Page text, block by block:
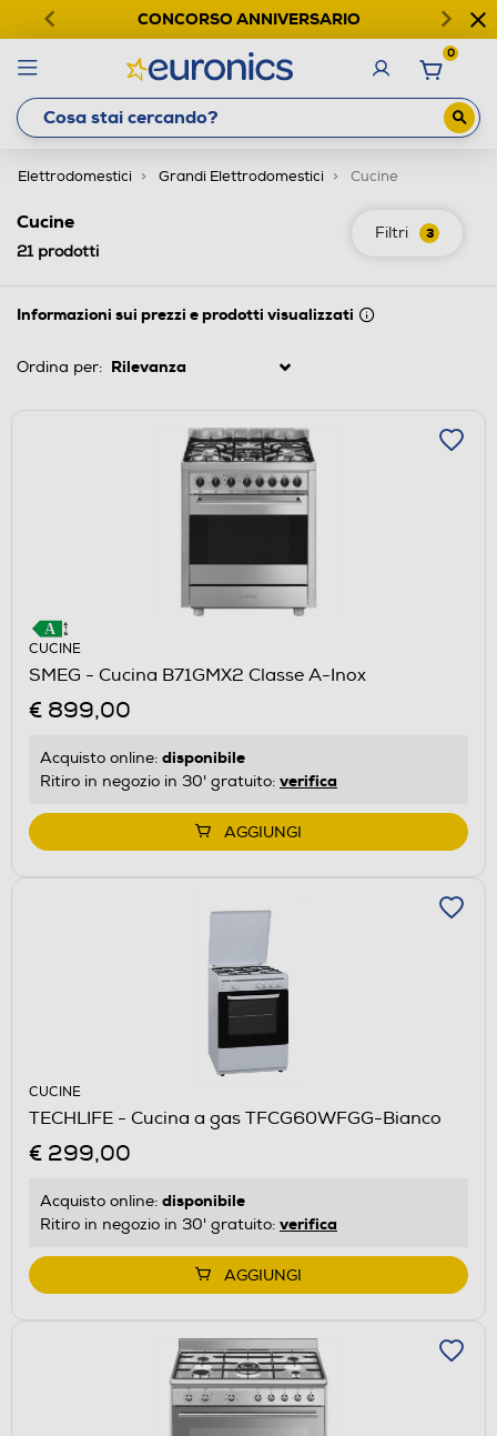
CONCORSO ANNIVERSARIO
0
Elettrodomestici Grandi Elettrodomestici Cucine
Filtri 3
Cucine
21prodotti
Informazioni sui prezzi e prodotti visualizzati
Ordina per:
CUCINE
SMEG - Cucina B71GMX2 Classe A-Inox
€ 899,00
Acquisto online: disponibile
Ritiro in negozio in 30' gratuito: verifica
AGGIUNGI
CUCINE
TECHLIFE - Cucina a gas TFCG60WFGG-Bianco
€ 299,00
Acquisto online: disponibile
Ritiro in negozio in 30' gratuito: verifica
AGGIUNGI